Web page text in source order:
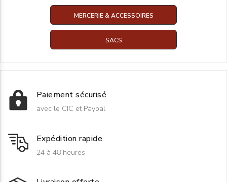
MERCERIE & ACCESSOIRES
SACS
Paiement sécurisé
avec le CIC et Paypal
Expédition rapide
24 à 48 heures